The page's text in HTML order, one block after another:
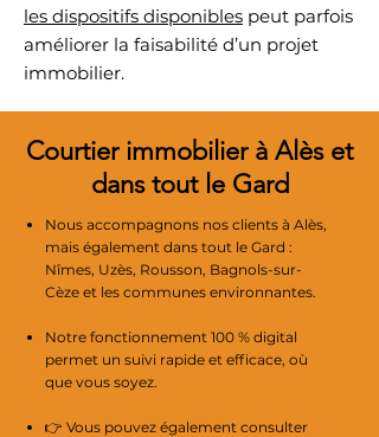
les dispositifs disponibles peut parfois
améliorer la faisabilité d’un projet
immobilier.
Courtier immobilier à Alès et
dans tout le Gard
Nous accompagnons nos clients à Alès,
mais également dans tout le Gard :
Nîmes, Uzès, Rousson, Bagnols-sur-
Cèze et les communes environnantes.
Notre fonctionnement 100 % digital
permet un suivi rapide et efficace, où
que vous soyez.
👉 Vous pouvez également consulter